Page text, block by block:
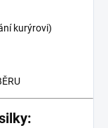
kurýrovi)